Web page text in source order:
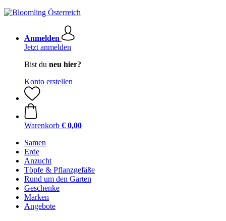
Anmelden
Jetzt anmelden
Bist du neu hier?
Konto erstellen
Warenkorb € 0,00
Samen
Erde
Anzucht
Töpfe & Pflanzgefäße
Rund um den Garten
Geschenke
Marken
Angebote